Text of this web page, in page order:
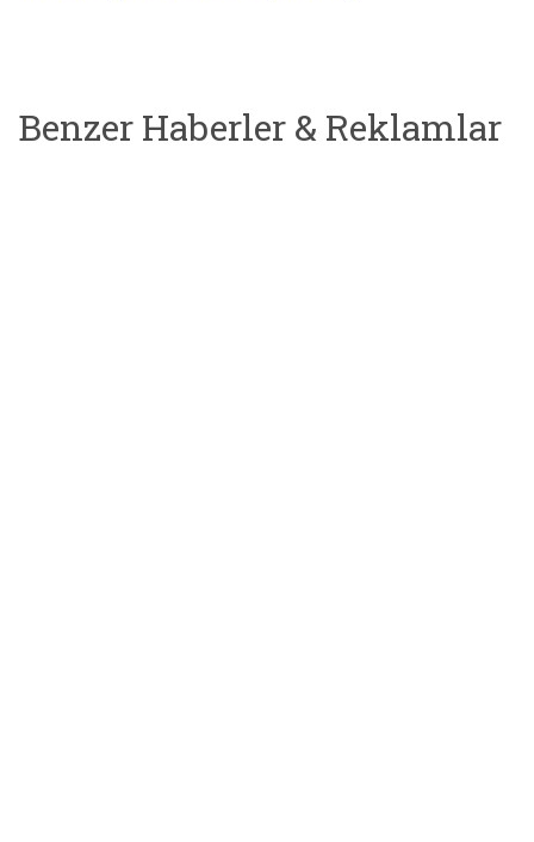
Benzer Haberler & Reklamlar